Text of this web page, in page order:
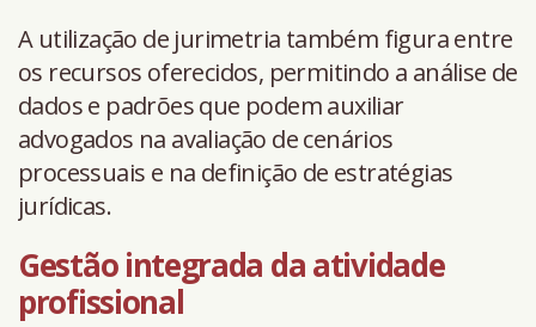
A utilização de jurimetria também figura entre
os recursos oferecidos, permitindo a análise de
dados e padrões que podem auxiliar
advogados na avaliação de cenários
processuais e na definição de estratégias
jurídicas.
Gestão integrada da atividade
profissional